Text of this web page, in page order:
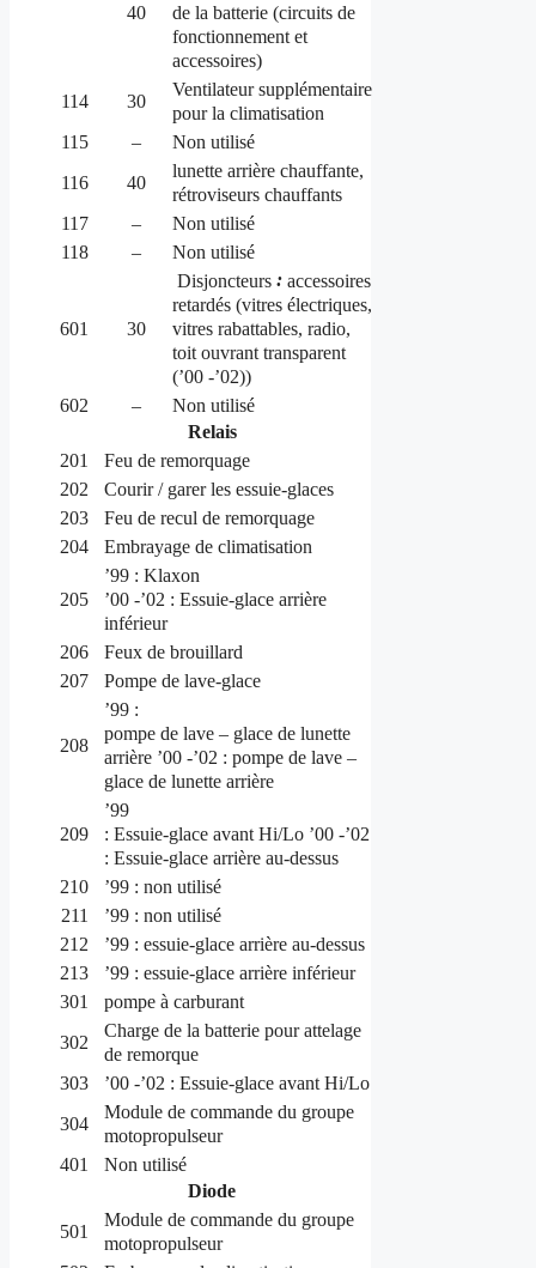
40
de la batterie (circuits de
fonctionnement et
accessoires)
114 30
Ventilateur supplémentaire
pour la climatisation
115
–
Non utilisé
116
40
lunette arrière chauffante,
rétroviseurs chauffants
117
–
Non utilisé
118
– Non utilisé
601 30
Disjoncteurs : accessoires
retardés (vitres électriques,
vitres rabattables, radio,
toit ouvrant transparent
(’00 -’02))
602
–
Non utilisé
Relais
201
Feu de remorquage
202
Courir / garer les essuie-glaces
203
Feu de recul de remorquage
204
Embrayage de climatisation
205
’99 : Klaxon
’00 -’02 : Essuie-glace arrière
inférieur
206
Feux de brouillard
207
Pompe de lave-glace
208
’99 :
pompe de lave – glace de lunette
arrière ’00 -’02 : pompe de lave –
glace de lunette arrière
209
’99
: Essuie-glace avant Hi/Lo ’00 -’02
: Essuie-glace arrière au-dessus
210
’99 : non utilisé
211
’99 : non utilisé
212
’99 : essuie-glace arrière au-dessus
213
’99 : essuie-glace arrière inférieur
301
pompe à carburant
302
Charge de la batterie pour attelage
de remorque
303
’00 -’02 : Essuie-glace avant Hi/Lo
304
Module de commande du groupe
motopropulseur
401
Non utilisé
Diode
501
Module de commande du groupe
motopropulseur